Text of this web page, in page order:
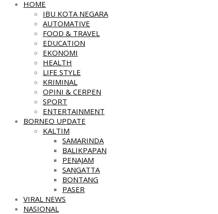
HOME
IBU KOTA NEGARA
AUTOMATIVE
FOOD & TRAVEL
EDUCATION
EKONOMI
HEALTH
LIFE STYLE
KRIMINAL
OPINI & CERPEN
SPORT
ENTERTAINMENT
BORNEO UPDATE
KALTIM
SAMARINDA
BALIKPAPAN
PENAJAM
SANGATTA
BONTANG
PASER
VIRAL NEWS
NASIONAL